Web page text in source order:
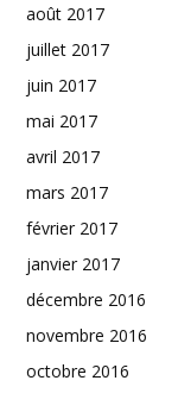
août 2017
juillet 2017
juin 2017
mai 2017
avril 2017
mars 2017
février 2017
janvier 2017
décembre 2016
novembre 2016
octobre 2016